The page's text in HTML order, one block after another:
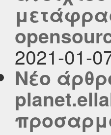
2021-01-
Νέο